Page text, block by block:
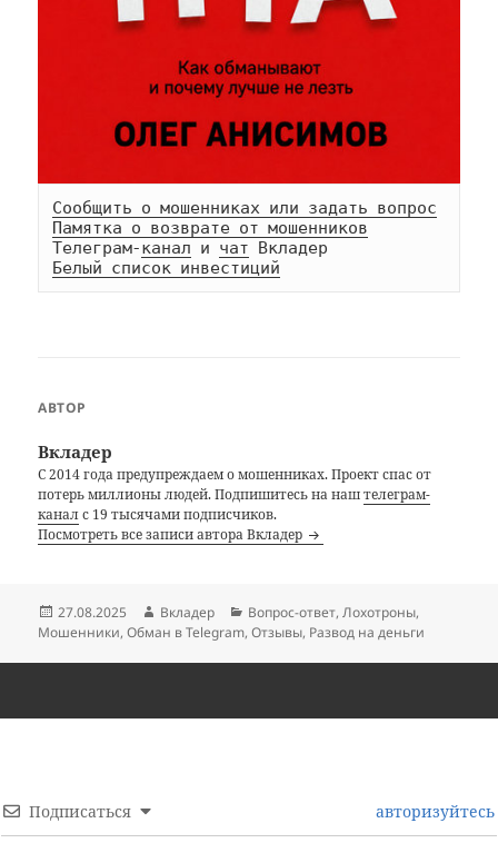
Сообщить о мошенниках или задать вопрос
Памятка о возврате от мошенников
Телеграм-канал и чат
Белый список инвестиций
АВТОР
Вкладер
С 2014 года предупреждаем о мошенниках. Проект спас от
потерь миллионы людей. Подпишитесь на наштелеграм-
каналс 19 тысячами подписчиков.
Посмотреть все записи автора Вкладер
Опубликовано
27.08.2025 Автор
Вкладер Рубрики
Вопрос-ответ,Лохотроны,
Мошенники,Обман в Telegram,Отзывы, Развод на деньги
Подписаться авторизуйтесь